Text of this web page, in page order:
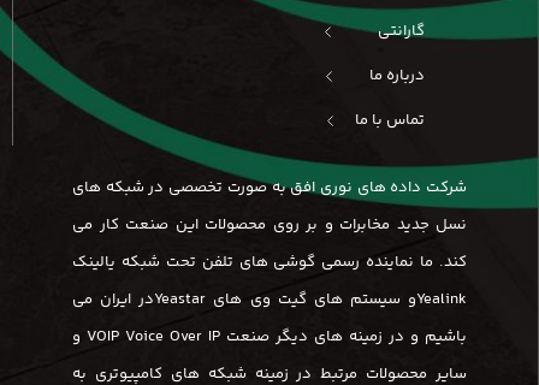
گارانتی
درباره ما
تماس با ما
شرکت داده های نوری افق به صورت تخصصی در شبکه های
نسل جدید مخابرات و بر روی محصولات این صنعت کار می
کند. ما نماینده رسمی گوشی های تلفن تحت شبکه یالینک
Yealinkو سیستم های گیت وی های Yeastarدر ایران می
باشیم و در زمینه های دیگر صنعت VOIP Voice Over IP و
سایر محصولات مرتبط در زمینه شبکه های کامپیوتری به